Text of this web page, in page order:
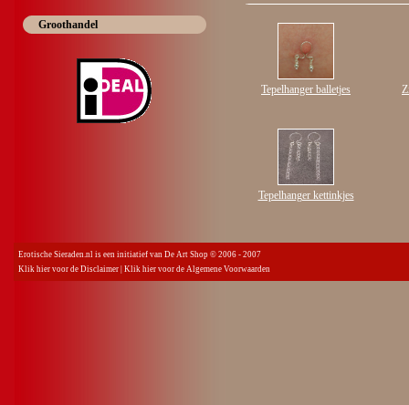
Groothandel
Tepelhanger balletjes
Tepelhanger kettinkjes
Erotische Sieraden.nl is een initiatief van De Art Shop © 2006 - 2007
Klik hier voor de Disclaimer Klik hier voor de Algemene Voorwaarden